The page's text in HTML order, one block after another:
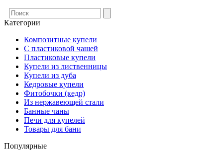
Категории
Композитные купели
С пластиковой чашей
Пластиковые купели
Купели из лиственницы
Купели из дуба
Кедровые купели
Фитобочки (кедр)
Из нержавеющей стали
Банные чаны
Печи для купелей
Товары для бани
Популярные